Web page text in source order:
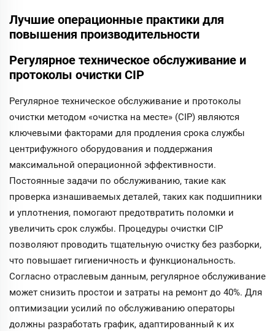
Лучшие операционные практики для
повышения производительности
Регулярное техническое обслуживание и
протоколы очистки CIP
Регулярное техническое обслуживание и протоколы
очистки методом «очистка на месте» (CIP) являются
ключевыми факторами для продления срока службы
центрифужного оборудования и поддержания
максимальной операционной эффективности.
Постоянные задачи по обслуживанию, такие как
проверка изнашиваемых деталей, таких как подшипники
и уплотнения, помогают предотвратить поломки и
увеличить срок службы. Процедуры очистки CIP
позволяют проводить тщательную очистку без разборки,
что повышает гигиеничность и функциональность.
Согласно отраслевым данным, регулярное обслуживание
может снизить простои и затраты на ремонт до 40%. Для
оптимизации усилий по обслуживанию операторы
должны разработать график, адаптированный к их